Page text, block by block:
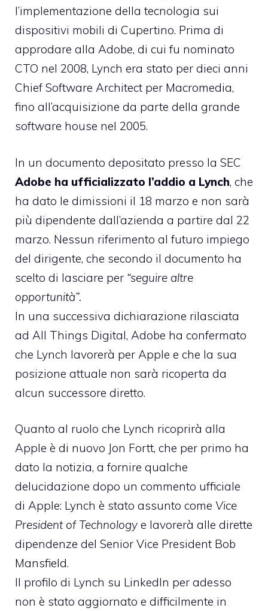
l’implementazione della tecnologia sui
dispositivi mobili di Cupertino. Prima di
approdare alla Adobe, di cui fu nominato
CTO nel 2008, Lynch era stato per dieci anni
Chief Software Architect per Macromedia,
fino all’acquisizione da parte della grande
software house nel 2005.
In un documento depositato presso la SEC
Adobe ha ufficializzato l’addio a Lynch, che
ha dato le dimissioni il 18 marzo e non sarà
più dipendente dall’azienda a partire dal 22
marzo. Nessun riferimento al futuro impiego
del dirigente, che secondo il documento ha
scelto di lasciare per “seguire altre
opportunità”.
In una successiva dichiarazione rilasciata
ad All Things Digital, Adobe ha confermato
che Lynch lavorerà per Apple e che la sua
posizione attuale non sarà ricoperta da
alcun successore diretto.
Quanto al ruolo che Lynch ricoprirà alla
Apple è di nuovo Jon Fortt, che per primo ha
dato la notizia, a fornire qualche
delucidazione dopo un commento ufficiale
di Apple: Lynch è stato assunto come Vice
President of Technology e lavorerà alle dirette
dipendenze del Senior Vice President Bob
Mansfield.
Il profilo di Lynch su LinkedIn per adesso
non è stato aggiornato e difficilmente in